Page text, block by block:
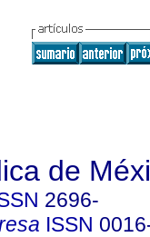
de
2696-
ISSN